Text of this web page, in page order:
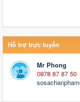
Hỗ trợ trực tuyến
Mr Phong
0978 87 87 50